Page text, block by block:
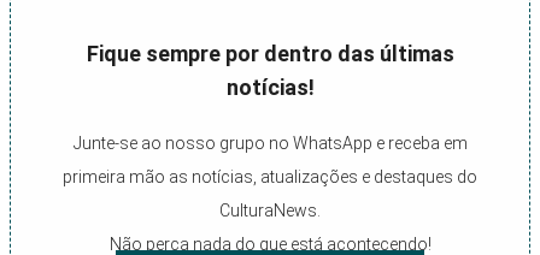
Fique sempre por dentro das últimas
notícias!
Junte-se ao nosso grupo no WhatsApp e receba em
primeira mão as notícias, atualizações e destaques do
CulturaNews.
Não perca nada do que está acontecendo!